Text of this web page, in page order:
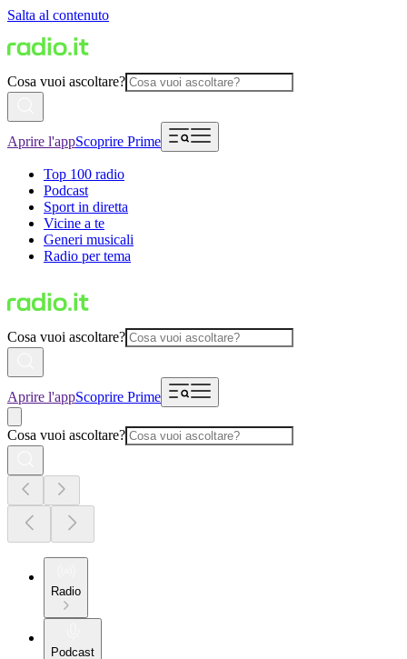
Salta al contenuto
Cosa vuoi ascoltare?
Aprire l'appScoprire Prime
Top 100 radio
Podcast
Sport in diretta
Vicine a te
Generi musicali
Radio per tema
Cosa vuoi ascoltare?
Aprire l'appScoprire Prime
Cosa vuoi ascoltare?
Radio
Podcast